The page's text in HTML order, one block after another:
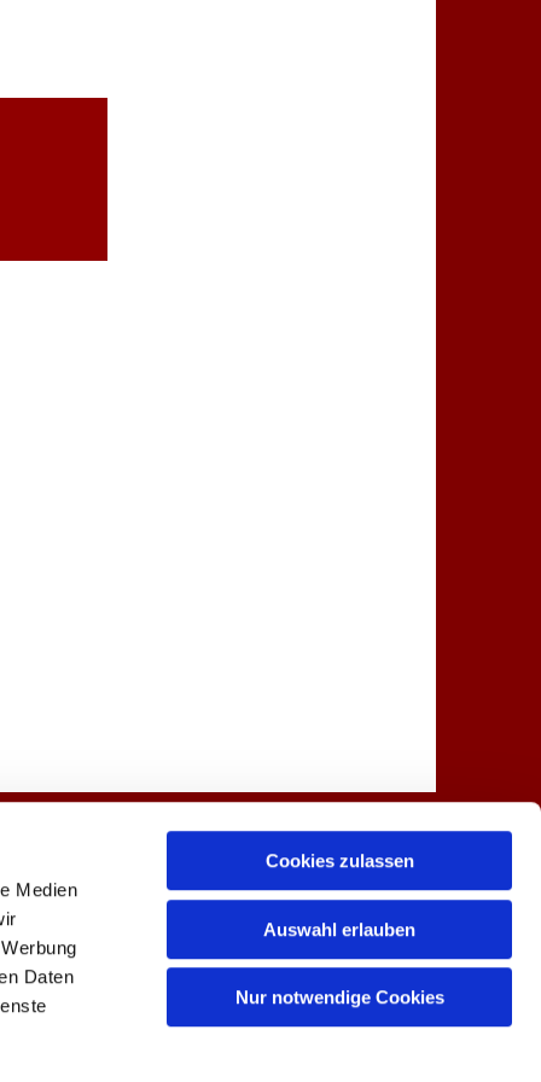
Medien
Daten
Cookies zulassen
Auswahl erlauben
Nur notwendige Cookies
Kontakt
0buero@lindenkirche.de